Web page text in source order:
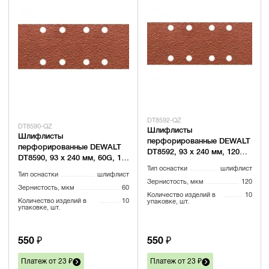
DT8590-QZ
Шлифлисты
перфорированные DEWALT
DT8590, 93 x 240 мм, 60G, 10
Тип оснастки шлифлист
Зернистость, мкм 60
Количество изделий в
упаковке, шт.
10
550 ₽
Платеж от 23 ₽
DT8592-QZ
Шлифлисты
перфорированные DEWALT
DT8592, 93 x 240 мм, 120G,
Тип оснастки шлифлист
Зернистость, мкм 120
Количество изделий в
упаковке, шт.
10
550 ₽
Платеж от 23 ₽